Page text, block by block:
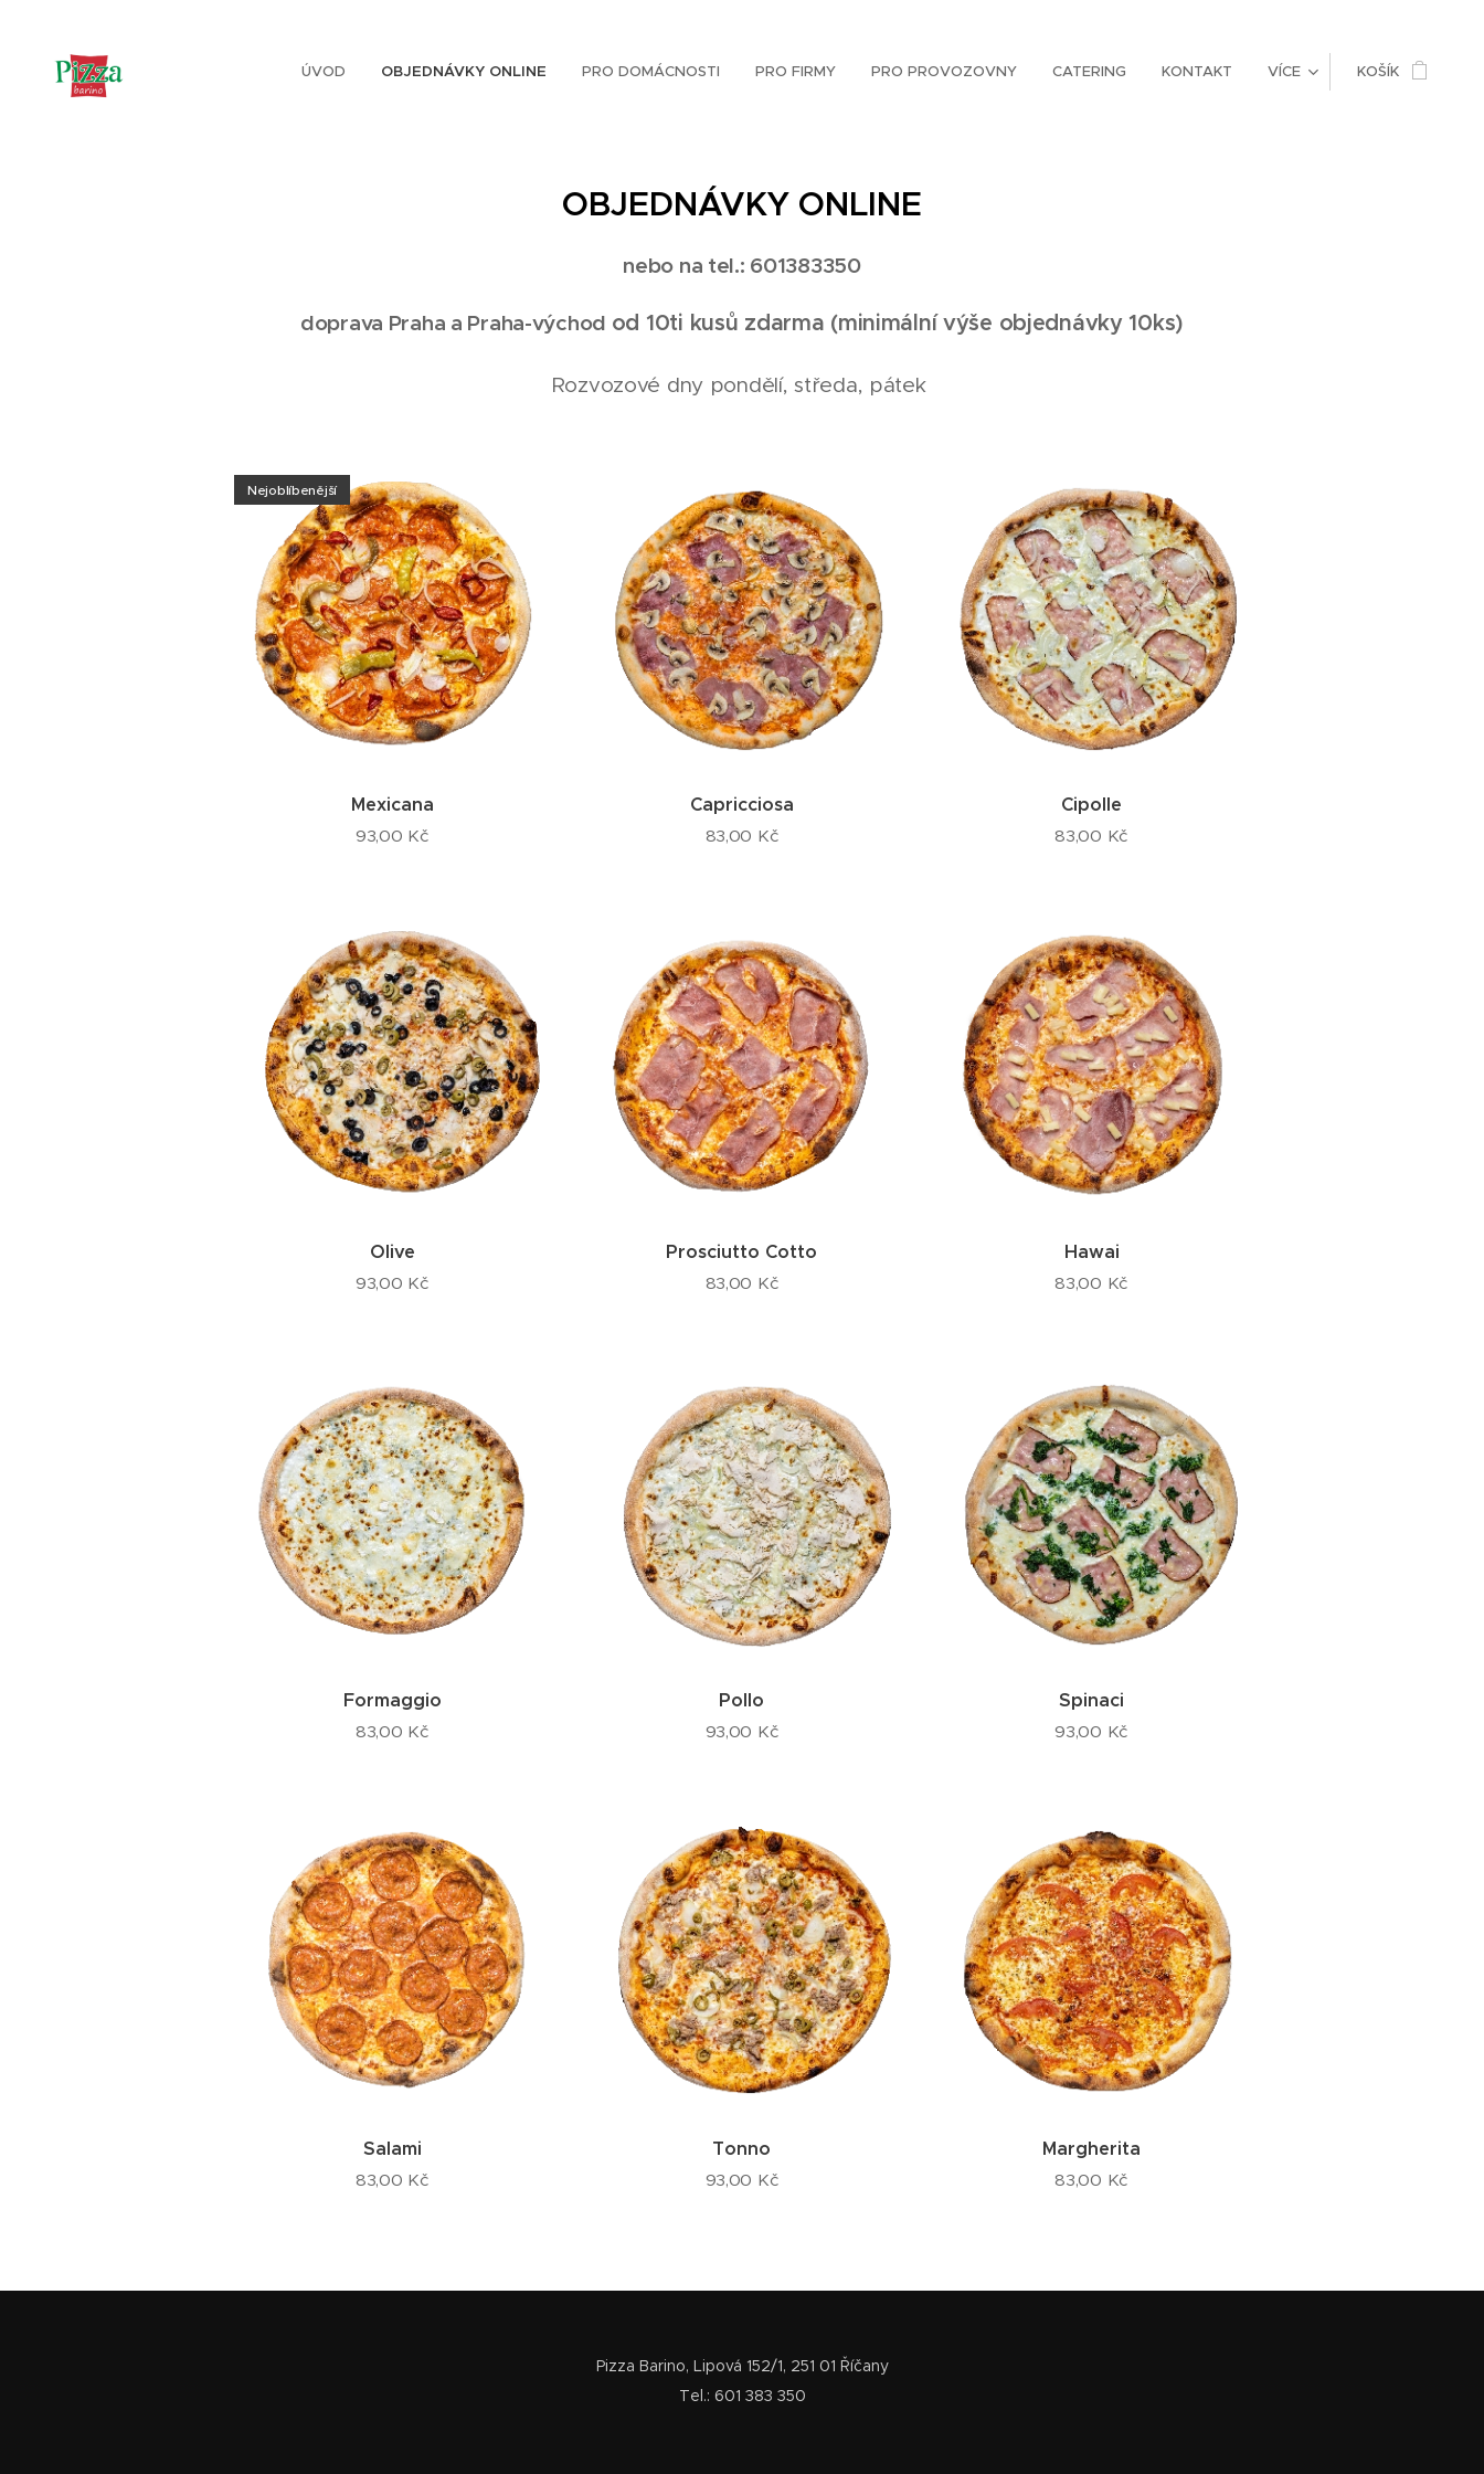
ÚVOD OBJEDNÁVKY ONLINE PRO DOMÁCNOSTI PRO FIRMY PRO PROVOZOVNY CATERING KONTAKT VÍCE KOŠÍK
OBJEDNÁVKY ONLINE
nebo na tel.: 601383350
doprava Praha a Praha-východ od 10ti kusů zdarma (minimální výše objednávky 10ks)
Rozvozové dny pondělí, středa, pátek
Mexicana
Nejoblíbenější
93,00 Kč
Capricciosa
83,00 Kč
Cipolle
83,00 Kč
Olive
93,00 Kč
Prosciutto Cotto
83,00 Kč
Hawai
83,00 Kč
Formaggio
83,00 Kč
Pollo
93,00 Kč
Spinaci
93,00 Kč
Salami
83,00 Kč
Tonno
93,00 Kč
Margherita
83,00 Kč
Pizza Barino, Lipová 152/1, 251 01 Říčany
Tel.: 601 383 350